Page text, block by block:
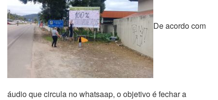
De acordo com
áudio que circula no whatsaap, o objetivo é fechar a